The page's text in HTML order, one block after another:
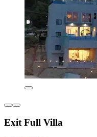
Exit Full Villa